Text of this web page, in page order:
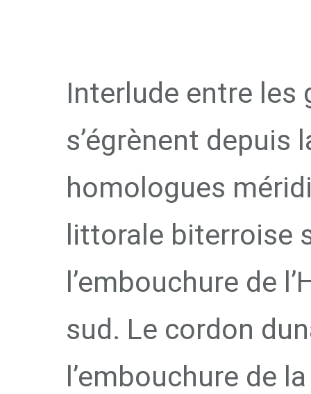
Interlude entre les
s’égrènent depuis
homologues
littorale biterroise
l’embouchure de
sud. Le cordon
l’embouchure de